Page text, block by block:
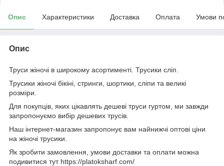
Опис Характеристики Доставка Оплата Умови
Опис
Труси жіночі в широкому асортименті. Трусики сліп.
Трусики жіночі бікіні, стринги, шортики, сліпи та великі
розміри.
Для покупців, яких цікавлять дешеві труси гуртом, ми завжди
запропонуємо вибір дешевих трусів.
Наш інтернет-магазин запропонує вам найнижчі оптові ціни
на жіночі трусики.
Як зробити замовлення, умови доставки та оплати можна
подивитися тут https://platoksharf.com/